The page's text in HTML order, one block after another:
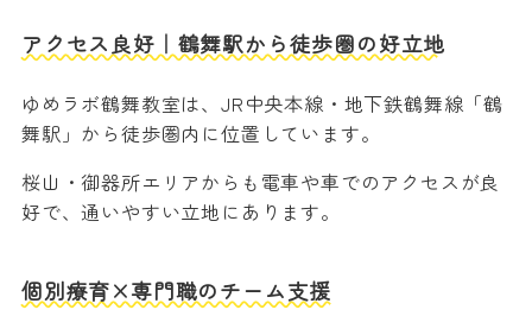
アクセス良好｜鶴舞駅から徒歩圏の好立地
ゆめラボ鶴舞教室は、JR中央本線・地下鉄鶴舞線「鶴
舞駅」から徒歩圏内に位置しています。
桜山・御器所エリアからも電車や車でのアクセスが良
好で、通いやすい立地にあります。
個別療育×専門職のチーム支援